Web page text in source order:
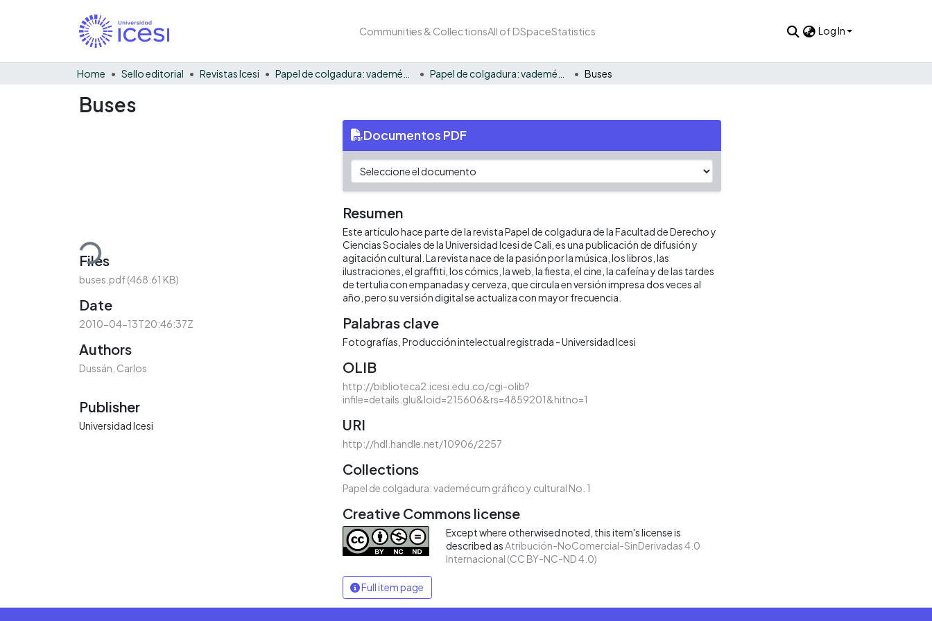
Communities & CollectionsAll of DSpaceStatistics Log In
Home Sello editorial Revistas Icesi Buses
Buses
Loading...
Files
buses.pdf(468.61 KB)
Date
2010-04-13T20:46:37Z
Authors
Dussán, Carlos
Publisher
Universidad Icesi
Documentos PDF
Resumen
Este artículo hace parte de la revista Papel de colgadura de la Facultad de Derecho y
Ciencias Sociales de la Universidad Icesi de Cali, es una publicación de difusión y
agitación cultural. La revista nace de la pasión por la música, los libros, las
ilustraciones, el graffiti, los cómics, la web, la fiesta, el cine, la cafeína y de las tardes
de tertulia con empanadas y cerveza, que circula en versión impresa dos veces al
año, pero su versión digital se actualiza con mayor frecuencia.
Palabras clave
Fotografías Producción intelectual registrada - Universidad Icesi
OLIB
http://biblioteca2.icesi.edu.co/cgi-olib?
infile=details.glu&loid=215606&rs=4859201&hitno=1
URI
http://hdl.handle.net/10906/2257
Collections
Papel de colgadura: vademécum gráfico y cultural No. 1
Creative Commons license
Except where otherwised noted, this item's license is
described as Atribución-NoComercial-SinDerivadas 4.0
Internacional (CC BY-NC-ND 4.0)
Full item page